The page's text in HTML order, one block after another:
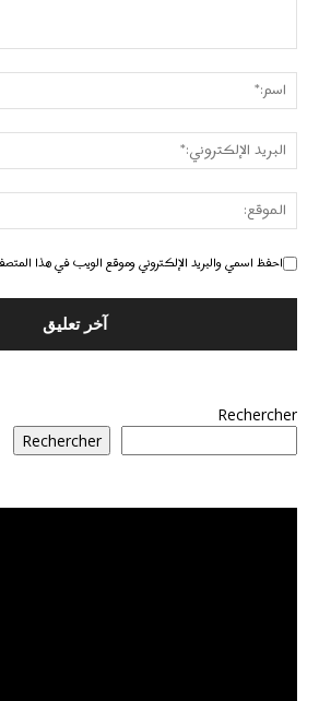
احفظ اسمي والبريد الإلكتروني وموقع الويب في هذا
Rechercher
Rechercher